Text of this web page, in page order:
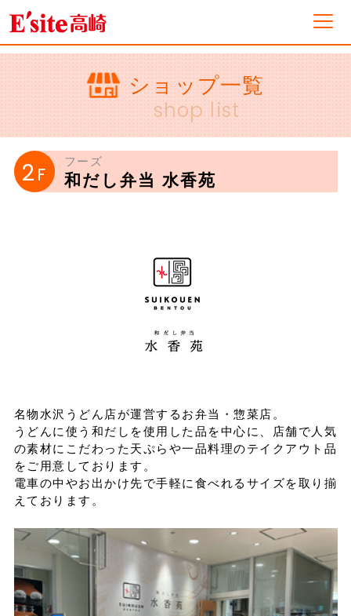
フロアガイド
ショップ一覧
イベント&ニュース
よくある質問
お問い合わせ
出店募集
Select Language
ショップ一覧
shop list
2 F
フーズ
和だし弁当 水香苑
名物水沢うどん店が運営するお弁当・惣菜店。
うどんに使う和だしを使用した品を中心に、店舗で人気
の素材にこだわった天ぷらや一品料理のテイクアウト品
をご用意しております。
電車の中やお出かけ先で手軽に食べれるサイズを取り揃
えております。